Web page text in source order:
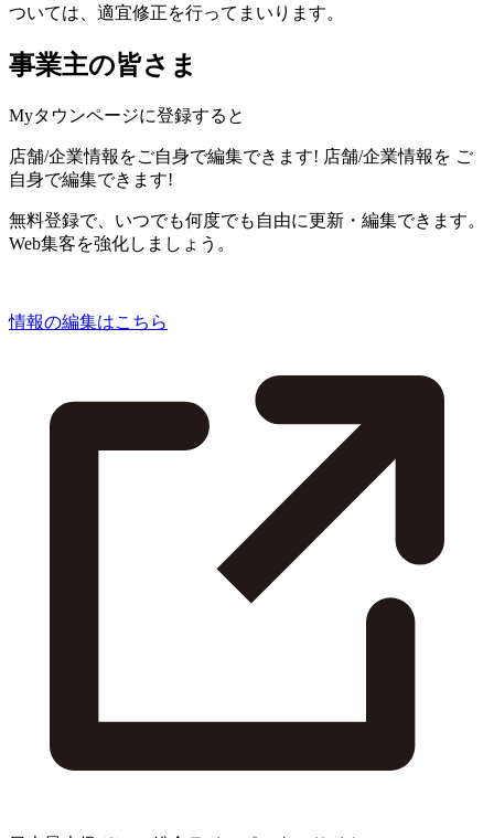
ついては、適宜修正を行ってまいります。
事業主の皆さま
Myタウンページに登録すると
店舗/企業情報をご自身で編集できます! 店舗/企業情報を ご
自身で編集できます!
無料登録で、いつでも何度でも自由に更新・編集できます。
Web集客を強化しましょう。
情報の編集はこちら